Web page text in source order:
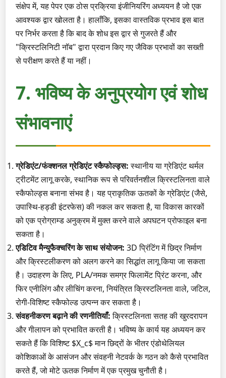
संक्षेप में, यह पेपर एक ठोस प्रक्रिया इंजीनियरिंग अध्ययन है जो एक
आवश्यक द्वार खोलता है। हालाँकि, इसका वास्तविक प्रभाव इस बात
पर निर्भर करता है कि बाद के शोध इस द्वार से गुजरते हैं और
"क्रिस्टलिनिटी नॉब" द्वारा प्रदान किए गए जैविक प्रभावों का सख्ती
से परीक्षण करते हैं या नहीं।
7. भविष्य के अनुप्रयोग एवं शोध
संभावनाएं
ग्रेडिएंट/फंक्शनल ग्रेडिएंट स्कैफोल्ड्स:स्थानीय या ग्रेडिएंट थर्मल
ट्रीटमेंट लागू करके, स्थानिक रूप से परिवर्तनशील क्रिस्टलिनता वाले
स्कैफोल्ड्स बनाना संभव है। यह प्राकृतिक ऊतकों के ग्रेडिएंट (जैसे,
उपास्थि-हड्डी इंटरफेस) की नकल कर सकता है, या विकास कारकों
को एक प्रोग्राम्ड अनुक्रम में मुक्त करने वाले अपघटन प्रोफाइल बना
सकता है।
एडिटिव मैन्युफैक्चरिंग के साथ संयोजन: 3D प्रिंटिंग में छिद्र निर्माण
और क्रिस्टलीकरण को अलग करने का सिद्धांत लागू किया जा सकता
है। उदाहरण के लिए, PLA/नमक समग्र फिलामेंट प्रिंट करना, और
फिर एनीलिंग और लीचिंग करना, नियंत्रित क्रिस्टलिनता वाले, जटिल,
रोगी-विशिष्ट स्कैफोल्ड उत्पन्न कर सकता है।
संवहनीकरण बढ़ाने की रणनीतियाँ:क्रिस्टलिनता सतह की खुरदरापन
और गीलापन को प्रभावित करती है। भविष्य के कार्य यह अध्ययन कर
सकते हैं कि विशिष्ट $X_c$ मान छिद्रों के भीतर एंडोथेलियल
कोशिकाओं के आसंजन और संवहनी नेटवर्क के गठन को कैसे प्रभावित
करते हैं, जो मोटे ऊतक निर्माण में एक प्रमुख चुनौती है।